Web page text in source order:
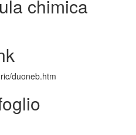
chimica
duoneb.htm